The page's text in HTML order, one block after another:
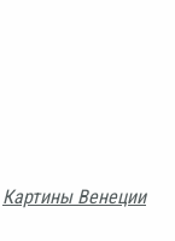
Картины Венеции